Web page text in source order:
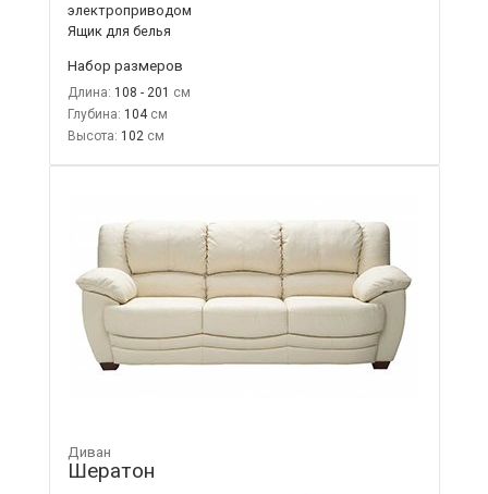
электроприводом
Ящик для белья
Набор размеров
Длина: 108 - 201
Глубина: 104
Высота: 102
Диван
Шератон